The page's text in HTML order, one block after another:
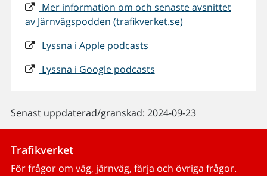
Mer information om och senaste avsnittet
av Järnvägspodden (trafikverket.se)
Lyssna i Apple podcasts
Lyssna i Google podcasts
Senast uppdaterad/granskad: 2024-09-23
Trafikverket
För frågor om väg, järnväg, färja och övriga frågor.